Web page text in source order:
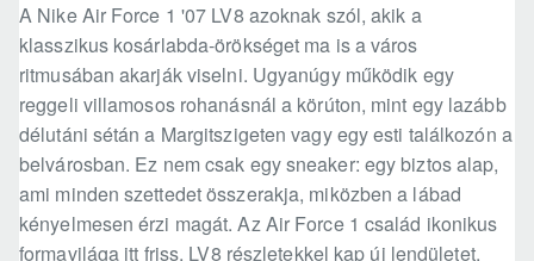
A Nike Air Force 1 '07 LV8 azoknak szól, akik a
klasszikus kosárlabda-örökséget ma is a város
ritmusában akarják viselni. Ugyanúgy működik egy
reggeli villamosos rohanásnál a körúton, mint egy lazább
délutáni sétán a Margitszigeten vagy egy esti találkozón a
belvárosban. Ez nem csak egy sneaker: egy biztos alap,
ami minden szettedet összerakja, miközben a lábad
kényelmesen érzi magát. Az Air Force 1 család ikonikus
formavilága itt friss, LV8 részletekkel kap új lendületet,